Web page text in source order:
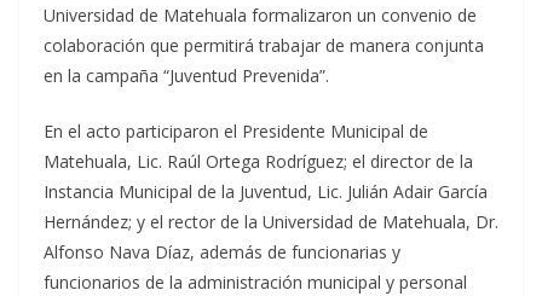
Universidad de Matehuala formalizaron un convenio de
colaboración que permitirá trabajar de manera conjunta
en la campaña “Juventud Prevenida”.
En el acto participaron el Presidente Municipal de
Matehuala, Lic. Raúl Ortega Rodríguez; el director de la
Instancia Municipal de la Juventud, Lic. Julián Adair García
Hernández; y el rector de la Universidad de Matehuala, Dr.
Alfonso Nava Díaz, además de funcionarias y
funcionarios de la administración municipal y personal